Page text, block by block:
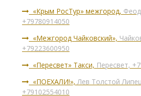
«Крым РосТур» межгород,
+79780914050
«Межгород Чайковский»,
+79223600950
«Пересвет» Такси, Пересвет,
«ПОЕХАЛИ!»,Лев Толстой
+79102554010